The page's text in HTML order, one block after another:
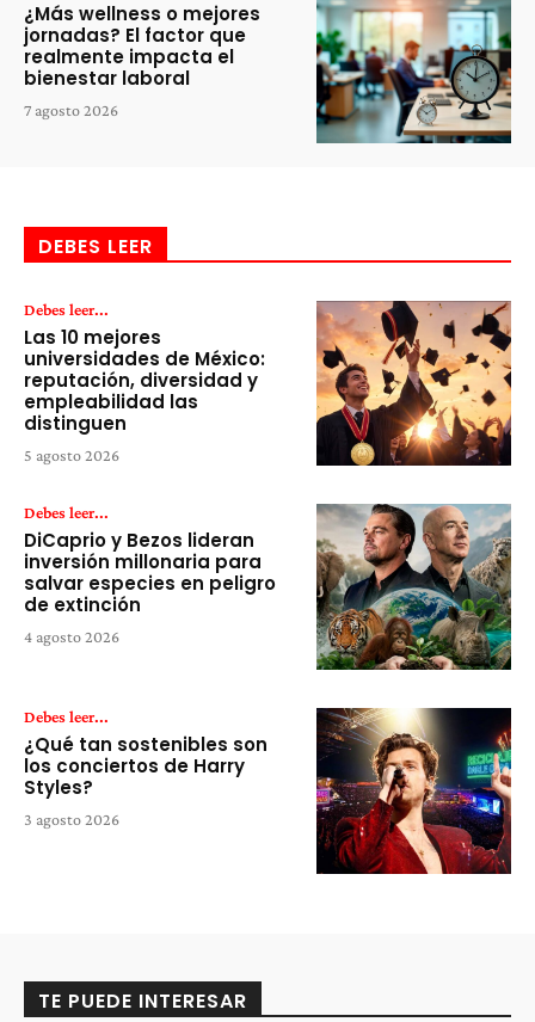
¿Más wellness o mejores
jornadas? El factor que
realmente impacta el
bienestar laboral
7 agosto 2026
DEBES LEER
Debes leer...
Las 10 mejores
universidades de México:
reputación, diversidad y
empleabilidad las
distinguen
5 agosto 2026
Debes leer...
DiCaprio y Bezos lideran
inversión millonaria para
salvar especies en peligro
de extinción
4 agosto 2026
Debes leer...
¿Qué tan sostenibles son
los conciertos de Harry
Styles?
3 agosto 2026
TE PUEDE INTERESAR